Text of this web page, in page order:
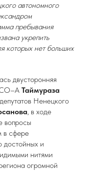
автономного
пребывания
укрепить
которых нет больших
двусторонняя
Таймураза
Ненецкого
, в ходе
вопросы
в сфере
достойных и
нитями
огромной